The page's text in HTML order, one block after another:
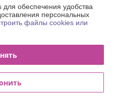
обеспечения удобства
персональных
файлы cookies или